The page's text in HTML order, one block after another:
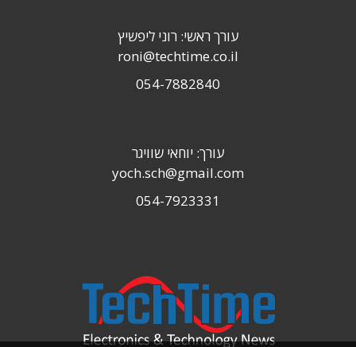
עורך ראשי: רוני ליפשיץ
roni@techtime.co.il
054-7882840
עורך: יוחאי שוויגר
yoch.sch@gmail.com
054-7923331